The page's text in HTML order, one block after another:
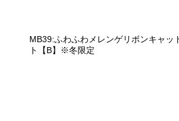
MB39:ふわふわメレンゲリボンキャッ
ト【B】※冬限定